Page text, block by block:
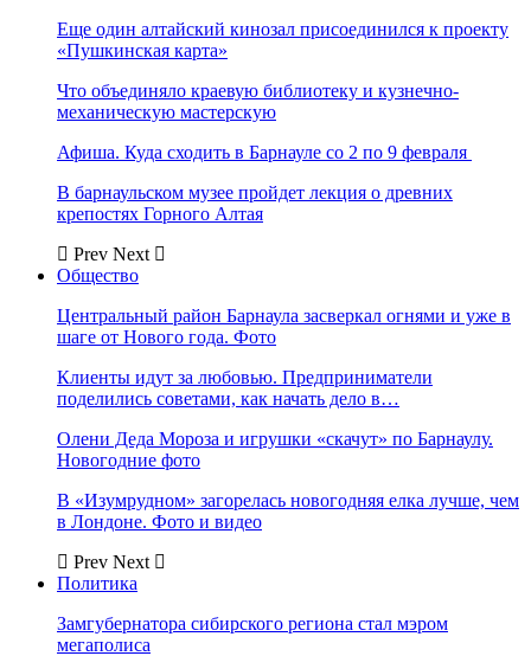
Еще один алтайский кинозал присоединился к проекту
«Пушкинская карта»
Что объединяло краевую библиотеку и кузнечно-
механическую мастерскую
Афиша. Куда сходить в Барнауле со 2 по 9 февраля
В барнаульском музее пройдет лекция о древних
крепостях Горного Алтая
Prev Next
Общество
Центральный район Барнаула засверкал огнями и уже в
шаге от Нового года. Фото
Клиенты идут за любовью. Предприниматели
поделились советами, как начать дело в…
Олени Деда Мороза и игрушки «скачут» по Барнаулу.
Новогодние фото
В «Изумрудном» загорелась новогодняя елка лучше, чем
в Лондоне. Фото и видео
Prev Next
Политика
Замгубернатора сибирского региона стал мэром
мегаполиса